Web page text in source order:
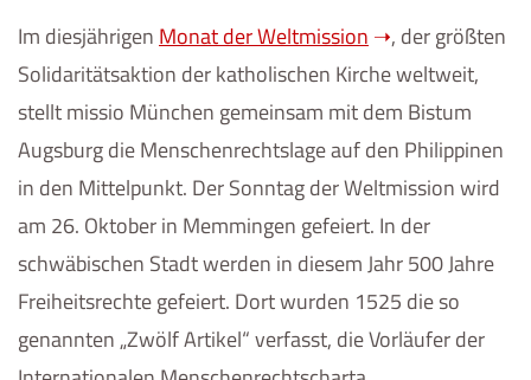
Im diesjährigen Monat der Weltmission
, der größten
Solidaritätsaktion der katholischen Kirche weltweit,
stellt missio München gemeinsam mit dem Bistum
Augsburg die Menschenrechtslage auf den Philippinen
in den Mittelpunkt. Der Sonntag der Weltmission wird
am 26. Oktober in Memmingen gefeiert. In der
schwäbischen Stadt werden in diesem Jahr 500 Jahre
Freiheitsrechte gefeiert. Dort wurden 1525 die so
genannten „Zwölf Artikel“ verfasst, die Vorläufer der